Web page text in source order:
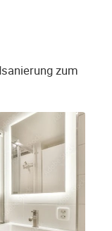
zum